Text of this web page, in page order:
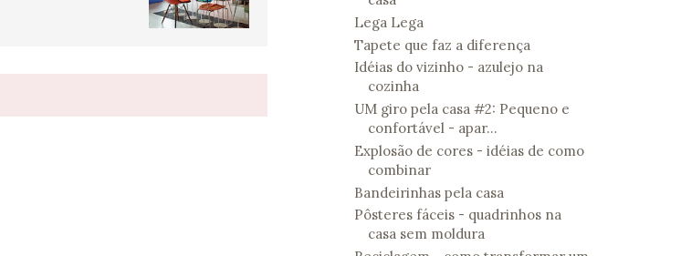
Lega Lega
Tapete que faz a diferença
Idéias do vizinho - azulejo na
cozinha
UM giro pela casa #2: Pequeno e
confortável - apar...
Explosão de cores - idéias de como
combinar
Bandeirinhas pela casa
Pôsteres fáceis - quadrinhos na
casa sem moldura